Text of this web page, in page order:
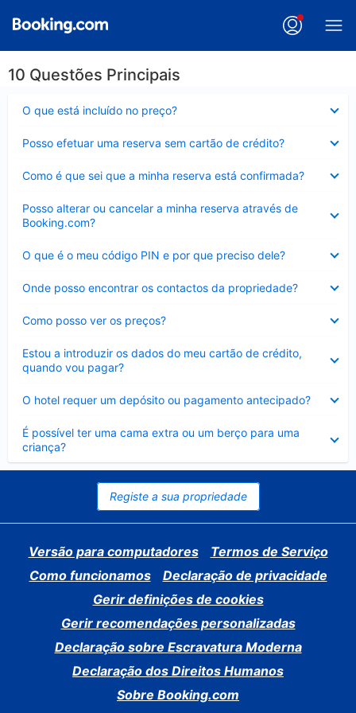
10 Questões Principais
O que está incluído no preço?
fechado
Posso efetuar uma reserva sem cartão de crédito?
fechado
Como é que sei que a minha reserva está confirmada?
fechado
Posso alterar ou cancelar a minha reserva através de
Booking.com?
fechado
O que é o meu código PIN e por que preciso dele?
fechado
Onde posso encontrar os contactos da propriedade?
fechado
Como posso ver os preços?
fechado
Estou a introduzir os dados do meu cartão de crédito,
quando vou pagar?
fechado
O hotel requer um depósito ou pagamento antecipado?
fechado
É possível ter uma cama extra ou um berço para uma
criança?
Elemento
fechado
Registe a sua propriedade
Versão para computadores
Termos de Serviço
Como funcionamos
Declaração de privacidade
Gerir definições de cookies
Gerir recomendações personalizadas
Declaração sobre Escravatura Moderna
Declaração dos Direitos Humanos
Sobre Booking.com